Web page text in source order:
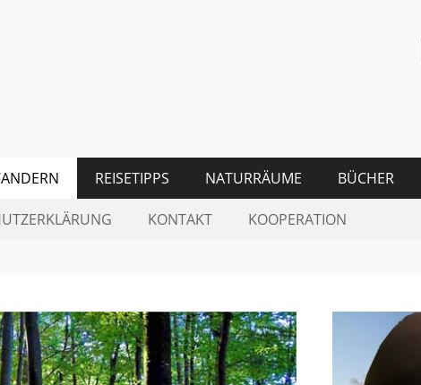
REISETIPPS NATURRÄUME BÜCHER
KONTAKT KOOPERATION